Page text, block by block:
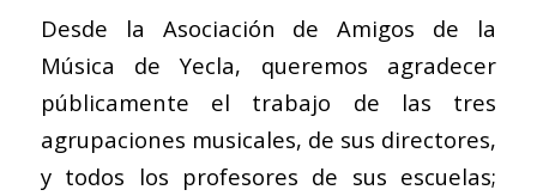
Desde la Asociación de Amigos de la
Música de Yecla, queremos agradecer
públicamente el trabajo de las tres
agrupaciones musicales, de sus directores,
y todos los profesores de sus escuelas;